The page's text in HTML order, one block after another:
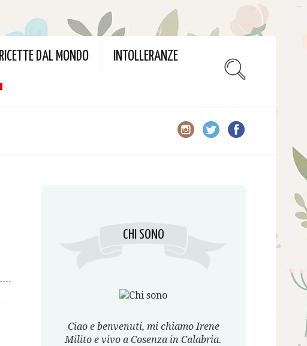
RICETTE DAL MONDO INTOLLERANZE
CHI SONO
Ciao e benvenuti, mi chiamo Irene
Milito e vivo a Cosenza in Calabria.